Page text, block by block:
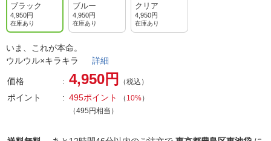
ブラック
4,950円
在庫あり
ブルー
4,950円
在庫あり
クリア
4,950円
在庫あり
いま、これが本命。
ウルウル×キラキラ 詳細
価格 4,950円 （税込）
ポイント 495ポイント （ 10%）
（495円相当）